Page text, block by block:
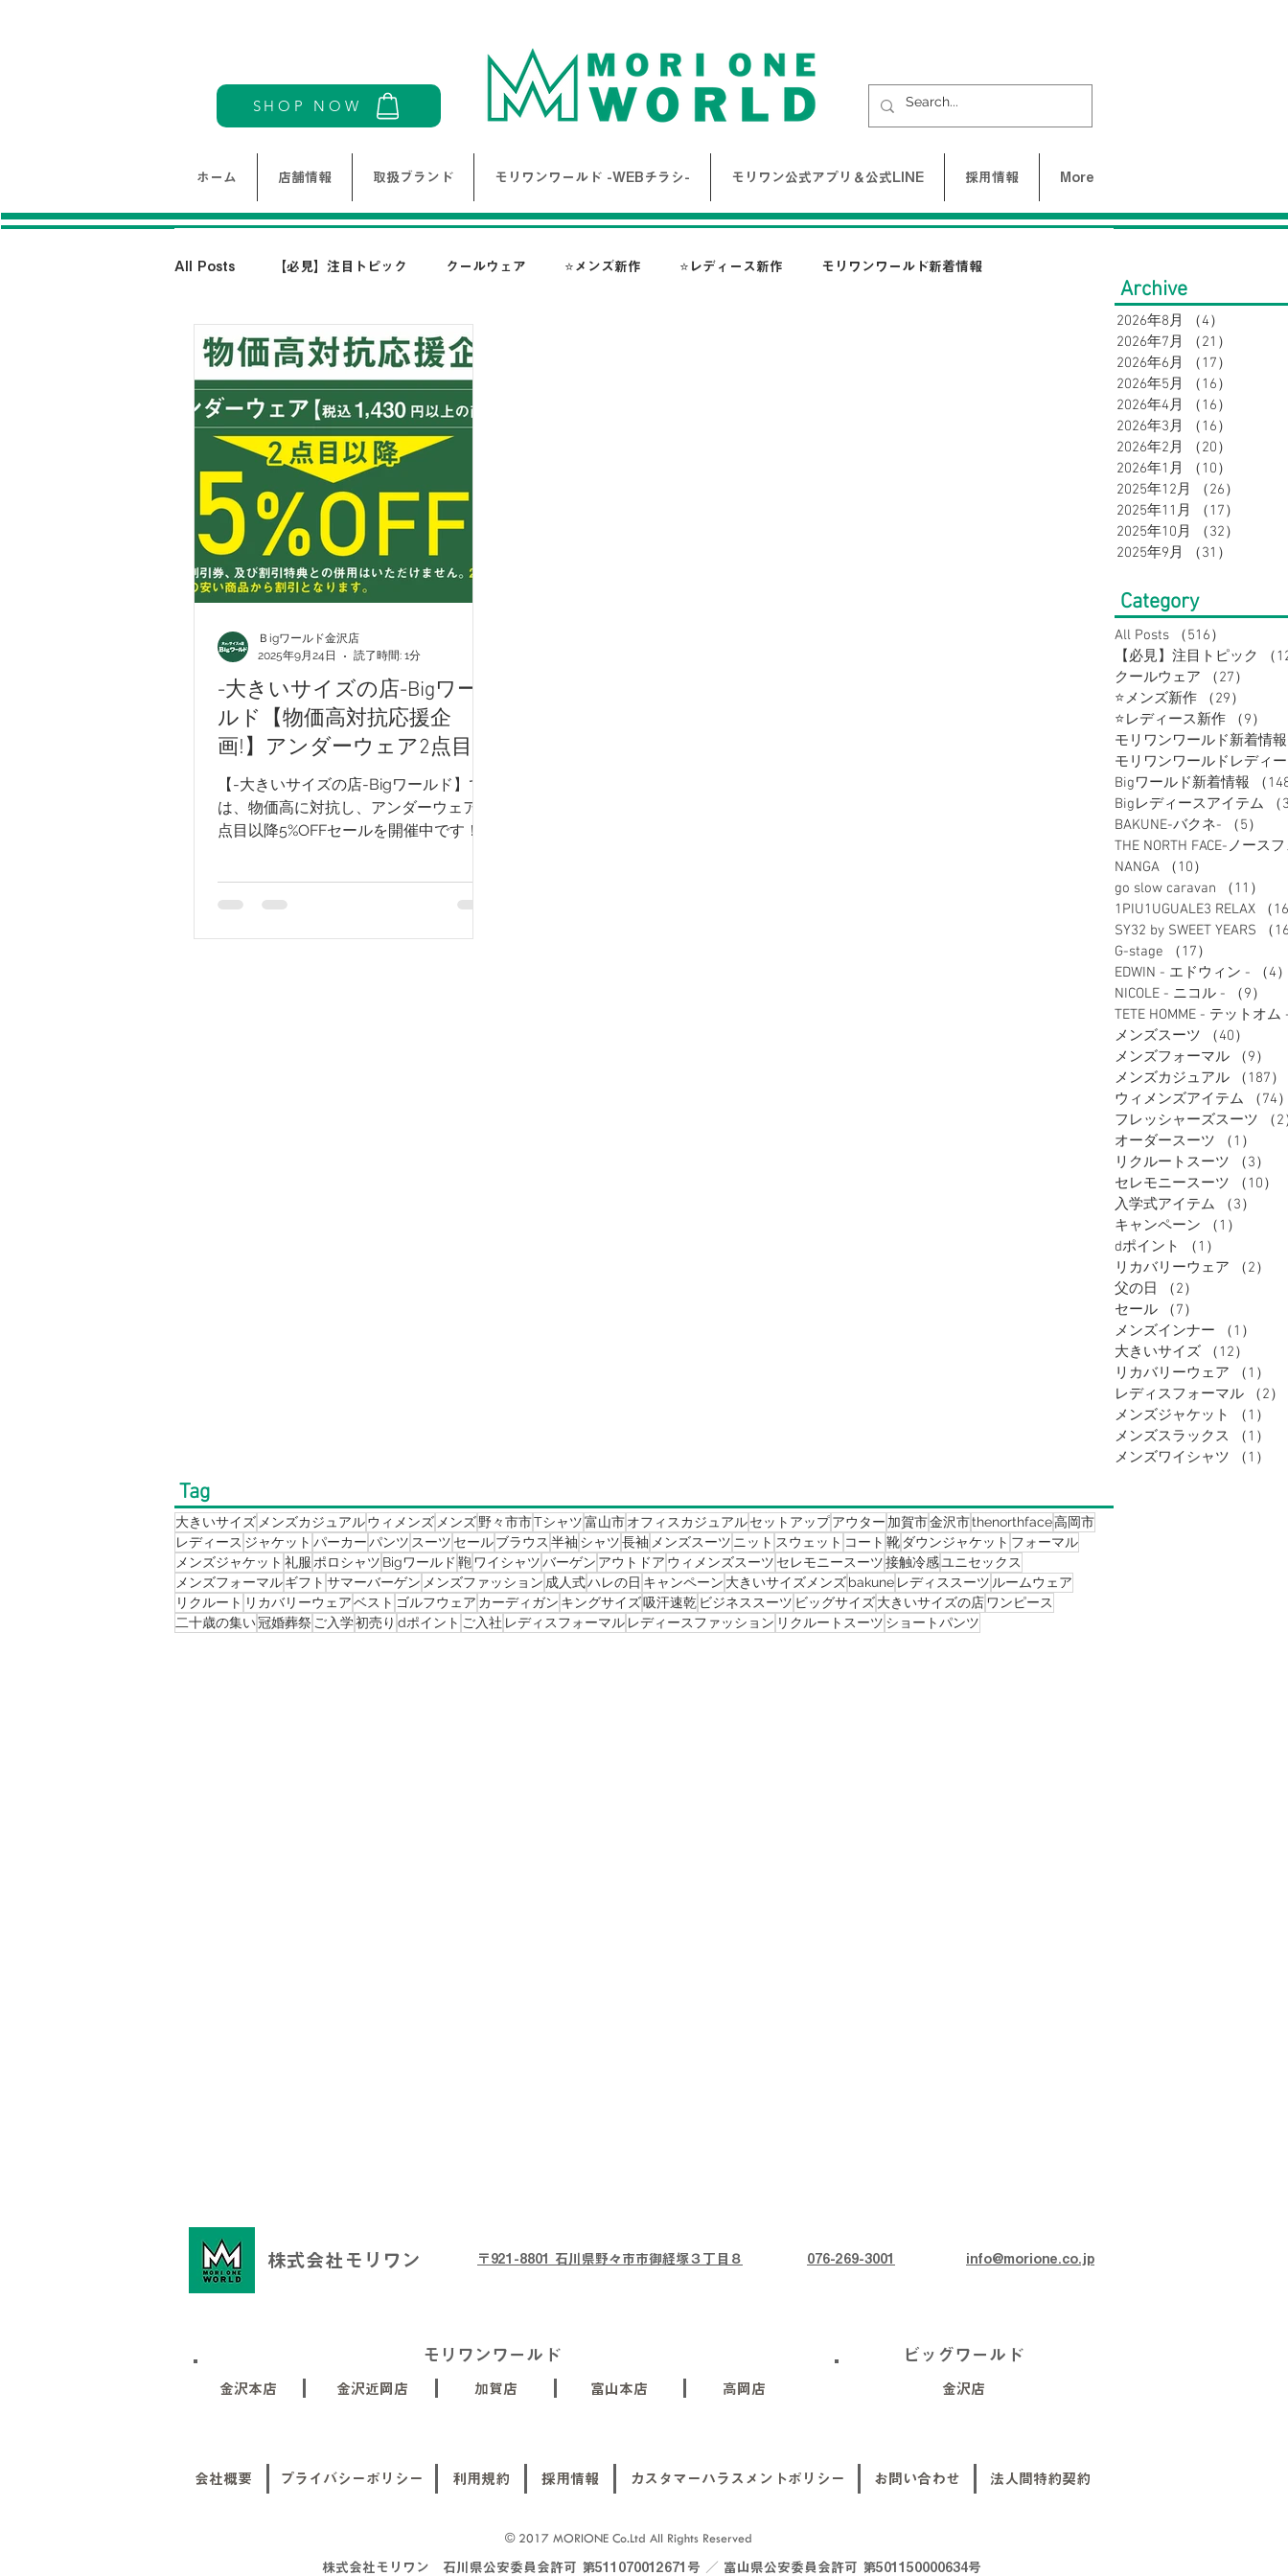
SHOP NOW
ホーム 店舗情報 取扱ブランド モリワンワールド -WEBチラシ- モリワン公式アプリ＆公式LINE 採用情報 More
All Posts 【必見】注目トピック クールウェア ⭐メンズ新作 ⭐レディース新作 モリワンワールド新着情報
モリワンワールドレディース新着情報
THE NORTH FACE-ノースフェイス-
G-stage EDWIN - エドウィン -
メンズカジュアル ウィメンズアイテム
入学式アイテム キャンペーン
-大きいサイズの店-Bigワー
ルド【物価高対抗応援企
画!】アンダーウェア2点目以
降5%OFFセール!
【-大きいサイズの店-Bigワールド】で
は、物価高に対抗し、アンダーウェア2
点目以降5%OFFセールを開催中です！
Ｂigワールド金沢店
2025年9月24日
読了時間: 1分
Archive
2026年8月 （4）
2026年7月
（21）
2026年6月
（17）
2026年5月
（16）
2026年4月
（16）
2026年3月
（16）
2026年2月
（20）
2026年1月
（10）
2025年12月
（26）
2025年11月
（17）
2025年10月
（32）
2025年9月
（31）
Category
All Posts （516）
【必見】注目トピック
（
クールウェア
（27）
⭐メンズ新作
（29）
⭐レディース新作
（9）
モリワンワールド新着情報
Bigワールド新着情報
（
Bigレディースアイテム
BAKUNE-バクネ-
（5）
THE NORTH FACE-ノース
NANGA
（10）
go slow caravan
（11）
1PIU1UGUALE3 RELAX
（
SY32 by SWEET YEARS
（
G-stage
（17）
EDWIN - エドウィン -
（4
NICOLE - ニコル -
（9）
TETE HOMME - テットオム
メンズスーツ
（40）
メンズフォーマル
（9）
メンズカジュアル
（187）
ウィメンズアイテム
（74
フレッシャーズスーツ
（
オーダースーツ
（1）
リクルートスーツ
（3）
セレモニースーツ
（10）
入学式アイテム
（3）
キャンペーン
（1）
dポイント
（1）
リカバリーウェア
（2）
父の日
（2）
セール
（7）
メンズインナー
（1）
大きいサイズ
（12）
リカバリーウェア
（1）
レディスフォーマル
（2）
メンズジャケット
（1）
メンズスラックス
（1）
メンズワイシャツ
（1）
Tag
大きいサイズ メンズカジュアルウィメンズ メンズ野々市市Tシャツ富山市オフィスカジュアルセットアップアウター 加賀市金沢市thenorthface高岡市
レディース ジャケット パーカーパンツ スーツ セールブラウス 半袖 シャツ長袖 メンズスーツ ニット スウェット コート 靴 ダウンジャケット フォーマル
メンズジャケット 礼服 ポロシャツ Bigワールド 鞄 ワイシャツバーゲン アウトドア ウィメンズスーツ セレモニースーツ接触冷感ユニセックス
メンズフォーマルギフト サマーバーゲン メンズファッション 成人式ハレの日 キャンペーン 大きいサイズメンズbakune レディススーツ ルームウェア
リクルート リカバリーウェアベスト ゴルフウェア カーディガン キングサイズ吸汗速乾 ビジネススーツ ビッグサイズ大きいサイズの店 ワンピース
二十歳の集い冠婚葬祭 ご入学初売り dポイント ご入社 レディスフォーマル レディースファッション リクルートスーツ ショートパンツ
株式会社モリワン 〒921-8801 石川県野々市市御経塚３丁目８ 076-269-3001 info@morione.co.jp
金沢本店 高岡店
金沢近岡店 加賀店 富山本店
モリワンワールド
金沢店
ビッグワールド
会社概要 プライバシーポリシー 利用規約 採用情報 カスタマーハラスメントポリシー お問い合わせ 法人間特約契約
© 2017 MORIONE Co.Ltd All Rights Reserved
株式会社モリワン 石川県公安委員会許可 第511070012671号 ／ 富山県公安委員会許可 第501150000634号